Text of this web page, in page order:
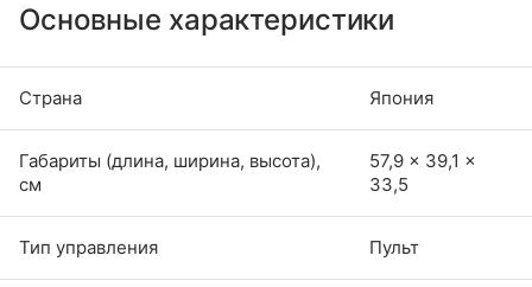
Основные характеристики
Страна Япония
Габариты (длина, ширина, высота),
см
57,9 × 39,1 ×
33,5
Тип управления Пульт